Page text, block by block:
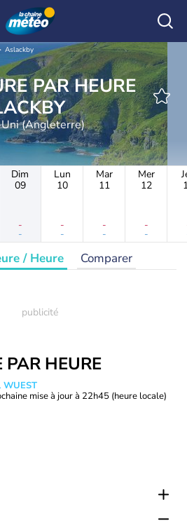
Aslackby
PAR HEURE
(Angleterre)
Dim
09
-
-
Lun
10
-
-
Mar
11
-
-
Mer
12
-
-
/ Heure Comparer
PAR HEURE
WUEST
mise à jour à 22h45 (heure locale)